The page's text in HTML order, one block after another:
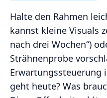
Halte den Rahmen
kannst kleine Visuals
nach drei Wochen“)
Strähnenprobe
Erwartungssteuerung
geht heute? Was